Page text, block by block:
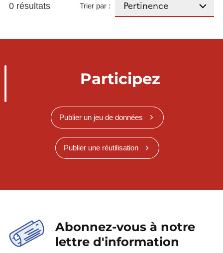
0 résultats Trier par :
Participez
Publier un jeu de données
Publier une réutilisation
Abonnez-vous à notre
lettre d'information